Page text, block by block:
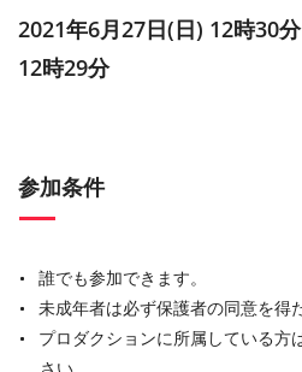
2021年6月27日(日) 12時30
12時29分
参加条件
誰でも参加できます。
未成年者は必ず保護者の同意を得
プロダクションに所属している方